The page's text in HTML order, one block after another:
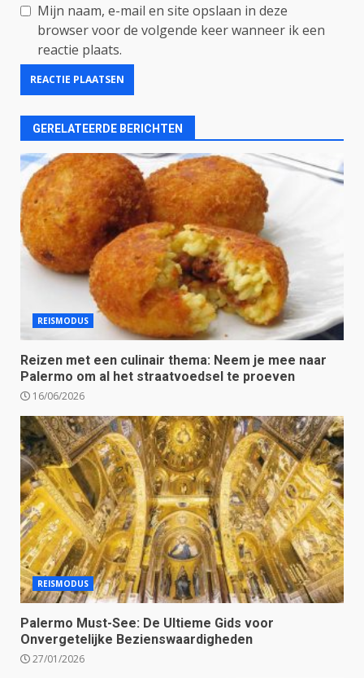
Mijn naam, e-mail en site opslaan in deze
browser voor de volgende keer wanneer ik een
reactie plaats.
GERELATEERDE BERICHTEN
REISMODUS
Reizen met een culinair thema: Neem je mee naar
Palermo om al het straatvoedsel te proeven
16/06/2026
REISMODUS
Palermo Must-See: De Ultieme Gids voor
Onvergetelijke Bezienswaardigheden
27/01/2026